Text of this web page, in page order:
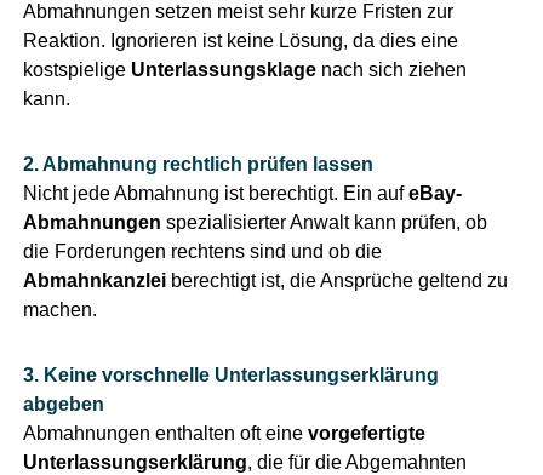
Abmahnungen setzen meist sehr kurze Fristen zur
Reaktion. Ignorieren ist keine Lösung, da dies eine
kostspielige Unterlassungsklagenach sich ziehen
kann.
2. Abmahnung rechtlich prüfen lassen
Nicht jede Abmahnung ist berechtigt. Ein aufeBay-
Abmahnungen spezialisierter Anwalt kann prüfen, ob
die Forderungen rechtens sind und ob die
Abmahnkanzleiberechtigt ist, die Ansprüche geltend zu
machen.
3. Keine vorschnelle Unterlassungserklärung
abgeben
Abmahnungen enthalten oft eine vorgefertigte
Unterlassungserklärung, die für die Abgemahnten